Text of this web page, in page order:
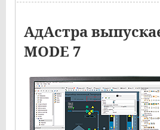
АдАстра
MODE 7